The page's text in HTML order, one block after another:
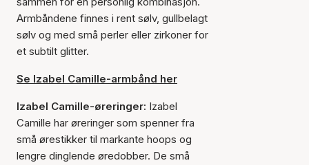
Armbåndene finnes i rent sølv, gullbelagt
sølv og med små perler eller zirkoner for
et subtilt glitter.
Se Izabel Camille-armbånd her
Izabel Camille-øreringer: Izabel
Camille har øreringer som spenner fra
små ørestikker til markante hoops og
lengre dinglende øredobber. De små